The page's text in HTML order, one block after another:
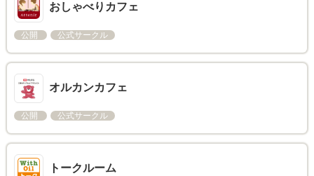
おしゃべりカフェ
公開 公式サークル
オルカンカフェ
公開 公式サークル
トークルーム